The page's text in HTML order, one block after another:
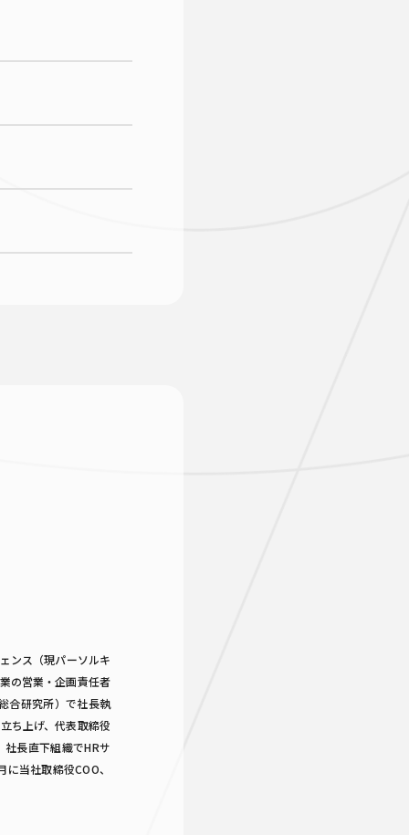
ンス（現パーソルキ
の営業・企画責任者
合研究所）で社長執
ち上げ、代表取締役
長直下組織でHRサ
当社取締役COO、